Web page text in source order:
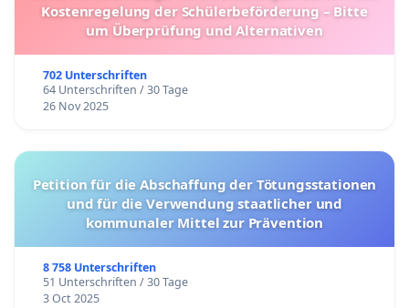
Kostenregelung der Schülerbeförderung – Bitte
um Überprüfung und Alternativen
702 Unterschriften
64 Unterschriften / 30 Tage
26 Nov 2025
Petition für die Abschaffung der Tötungsstationen
und für die Verwendung staatlicher und
kommunaler Mittel zur Prävention
8 758 Unterschriften
51 Unterschriften / 30 Tage
3 Oct 2025